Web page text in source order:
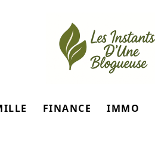
FINANCE IMMO